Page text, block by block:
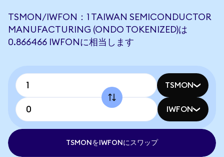
TSMON/IWFON：1 TAIWAN SEMICONDUCTOR
MANUFACTURING (ONDO TOKENIZED)は
0.866466 IWFONに相当します
TSMON
IWFON
TSMONをIWFONにスワップ